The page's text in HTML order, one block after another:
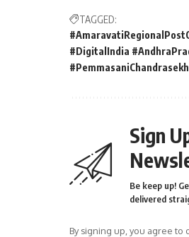
TAGGED:
#DigitalIndia
Sign
Be keep up!
delivered
By signing up, you agree to